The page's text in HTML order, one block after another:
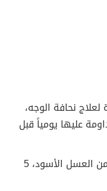
نحافة الوجه،
عليها يومياً قبل
: 4 أكواب من الماء، ملعقة من العسل الأسود، 5